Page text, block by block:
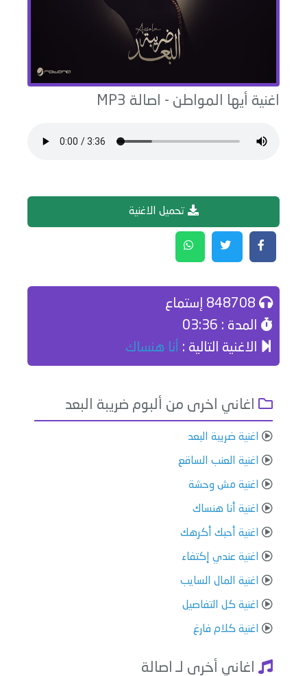
اغنية أيها المواطن - اصالة
تحميل الاغنية
المدة : 03:36
الاغنية التالية : أنا هنساك
اغاني اخرى من ألبوم ضريبة البعد
اغنية ضريبة البعد
اغنية العنب الساقع
اغنية مش وحشة
اغنية أنا هنساك
اغنية أحبك أكرهك
اغنية عندي إكتفاء
اغنية المال السايب
اغنية كل التفاصيل
اغنية كلام فارغ
اغاني أخرى لـ اصالة